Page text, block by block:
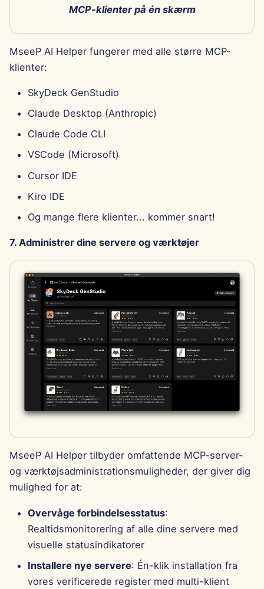
MCP-klienter på én skærm
MseeP AI Helper fungerer med alle større MCP-
klienter:
SkyDeck GenStudio
Claude Desktop (Anthropic)
Claude Code CLI
VSCode (Microsoft)
Cursor IDE
Kiro IDE
Og mange flere klienter... kommer snart!
7. Administrer dine servere og værktøjer
MseeP AI Helper tilbyder omfattende MCP-server-
og værktøjsadministrationsmuligheder, der giver dig
mulighed for at:
Overvåge forbindelsesstatus:
Realtidsmonitorering af alle dine servere med
visuelle statusindikatorer
Installere nye servere: Én-klik installation fra
vores verificerede register med multi-klient